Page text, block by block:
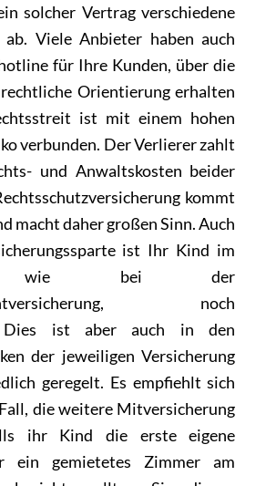
solcher Vertrag verschiedene
ab. Viele Anbieter haben auch
für Ihre Kunden, über die
Orientierung erhalten
ist mit einem hohen
verbunden. Der Verlierer zahlt
und Anwaltskosten beider
kommt
macht daher großen Sinn. Auch
ist Ihr Kind im
wie bei der
noch
Dies ist aber auch in den
der jeweiligen Versicherung
geregelt. Es empfiehlt sich
die weitere Mitversicherung
ihr Kind die erste eigene
ein gemietetes Zimmer am